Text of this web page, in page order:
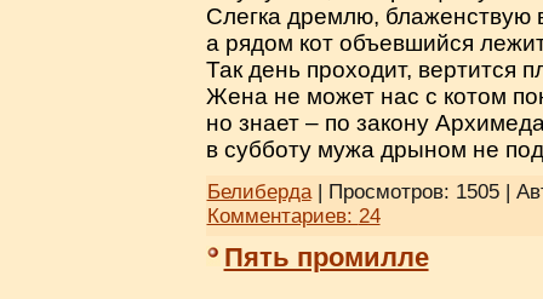
Слегка дремлю, блаженствую
а рядом кот объевшийся
Так день проходит, вертится
Жена не может нас с котом
но знает – по закону
в субботу мужа дрыном не
Белиберда| Просмотров: 1505 |
Комментариев: 24
Пять промилле